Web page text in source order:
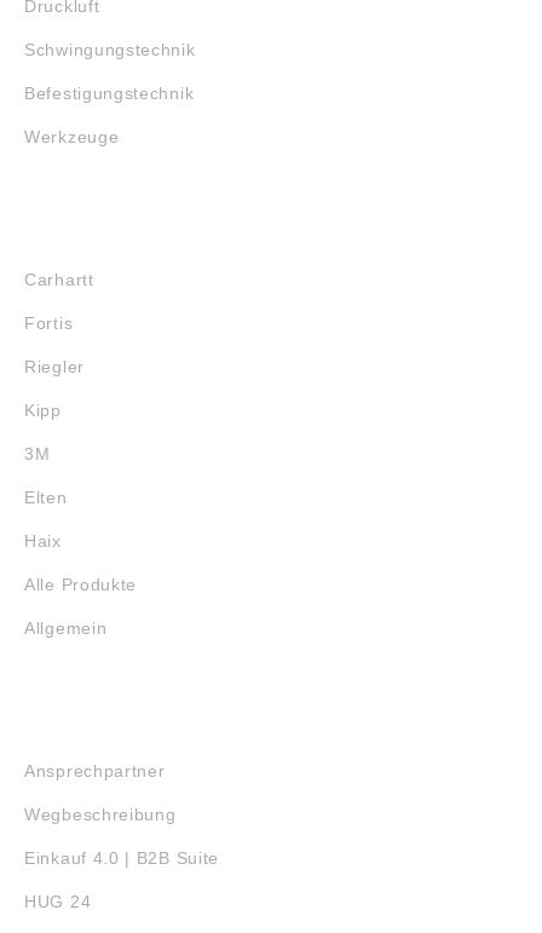
Druckluft
Schwingungstechnik
Befestigungstechnik
Werkzeuge
Carhartt
Fortis
Riegler
Kipp
3M
Elten
Haix
Alle Produkte
Allgemein
Ansprechpartner
Wegbeschreibung
Einkauf 4.0 | B2B Suite
HUG 24